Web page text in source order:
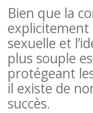
Bien que la
explicitement
sexuelle et
plus souple
protégeant
il existe de
succès.